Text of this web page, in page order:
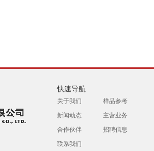
快速导航
关于我们
样品参考
新闻动态
主营业务
合作伙伴
招聘信息
联系我们